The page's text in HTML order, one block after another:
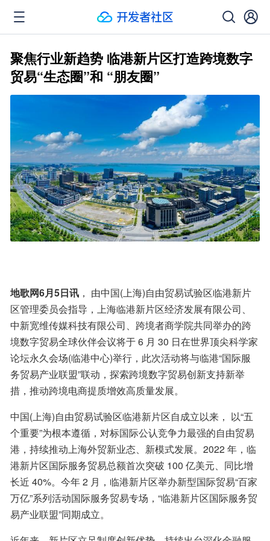
聚焦行业新趋势 临港新片区打造跨境数字
贸易“生态圈”和 “朋友圈”
​地歌网6月5日讯 ， 由中国(上海)自由贸易试验区临港新片
区管理委员会指导，上海临港新片区经济发展有限公司、
中新宽维传媒科技有限公司、跨境者商学院共同举办的跨
境数字贸易全球伙伴会议将于 6 月 30 日在世界顶尖科学家
论坛永久会场(临港中心)举行，此次活动将与临港“国际服
务贸易产业联盟”联动，探索跨境数字贸易创新支持新举
措，推动跨境电商提质增效高质量发展。
中国(上海)自由贸易试验区临港新片区自成立以来， 以“五
个重要”为根本遵循，对标国际公认竞争力最强的自由贸易
港，持续推动上海外贸新业态、新模式发展。2022 年，临
港新片区国际服务贸易总额首次突破 100 亿美元、同比增
长近 40%。今年 2 月，临港新片区举办新型国际贸易“百家
万亿”系列活动国际服务贸易专场，“临港新片区国际服务贸
易产业联盟”同期成立。